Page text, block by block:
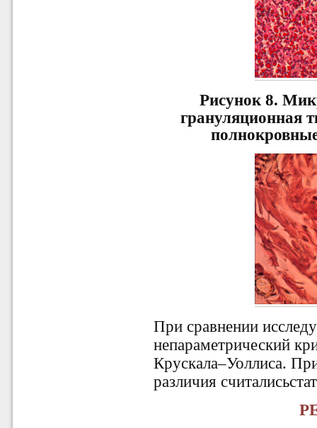
Рисунок 8.
грануляционная
При сравнении
непараметрический
Крускала–Уоллиса.
различия